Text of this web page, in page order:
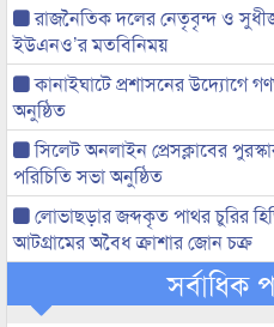
রাজনৈতিক দলের নেতৃবৃন্দ ও
ইউএনও’র মতবিনিময়
কানাইঘাটে প্রশাসনের উদ্যোগে
অনুষ্ঠিত
সিলেট অনলাইন প্রেসক্লাবের
পরিচিতি সভা অনুষ্ঠিত
লোভাছড়ার জব্দকৃত পাথর চুরির
আটগ্রামের অবৈধ ক্রাশার জোন চক্র
সর্বাধিক